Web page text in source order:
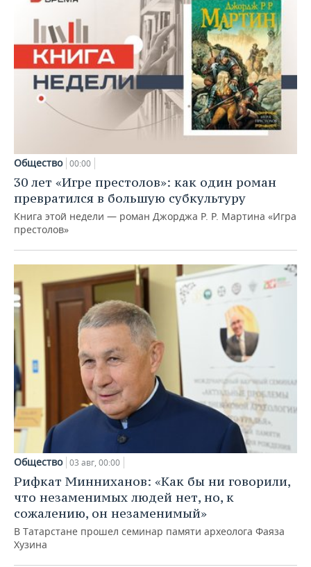
Общество 00:00
30 лет «Игре престолов»: как один роман
превратился в большую субкультуру
Книга этой недели — роман Джорджа Р. Р. Мартина «Игра
престолов»
Общество 03 авг, 00:00
Рифкат Минниханов: «Как бы ни говорили,
что незаменимых людей нет, но, к
сожалению, он незаменимый»
В Татарстане прошел семинар памяти археолога Фаяза
Хузина